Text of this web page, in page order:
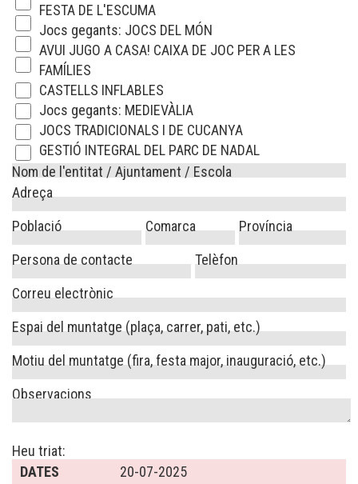
FESTA DE L'ESCUMA
Jocs gegants: JOCS DEL MÓN
AVUI JUGO A CASA! CAIXA DE JOC PER A LES
FAMÍLIES
CASTELLS INFLABLES
Jocs gegants: MEDIEVÀLIA
JOCS TRADICIONALS I DE CUCANYA
GESTIÓ INTEGRAL DEL PARC DE NADAL
Nom de l'entitat / Ajuntament / Escola
Adreça
Població
Comarca
Província
Persona de contacte
Telèfon
Correu electrònic
Espai del muntatge (plaça, carrer, pati, etc.)
Motiu del muntatge (fira, festa major, inauguració, etc.)
Observacions
Heu triat:
DATES
20-07-2025